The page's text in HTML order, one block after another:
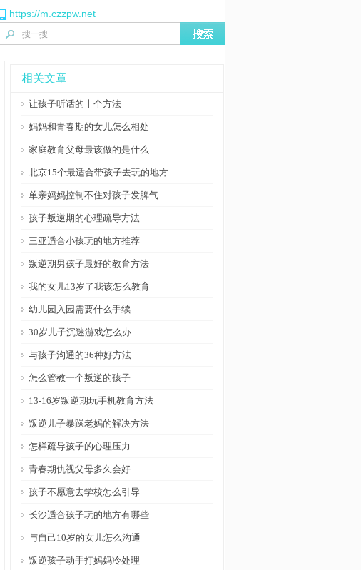
https://m.czzpw.net
相关文章
让孩子听话的十个方法
妈妈和青春期的女儿怎么相处
家庭教育父母最该做的是什么
北京15个最适合带孩子去玩的地方
单亲妈妈控制不住对孩子发脾气
孩子叛逆期的心理疏导方法
三亚适合小孩玩的地方推荐
叛逆期男孩子最好的教育方法
我的女儿13岁了我该怎么教育
幼儿园入园需要什么手续
30岁儿子沉迷游戏怎么办
与孩子沟通的36种好方法
怎么管教一个叛逆的孩子
13-16岁叛逆期玩手机教育方法
叛逆儿子暴躁老妈的解决方法
怎样疏导孩子的心理压力
青春期仇视父母多久会好
孩子不愿意去学校怎么引导
长沙适合孩子玩的地方有哪些
与自己10岁的女儿怎么沟通
叛逆孩子动手打妈妈冷处理